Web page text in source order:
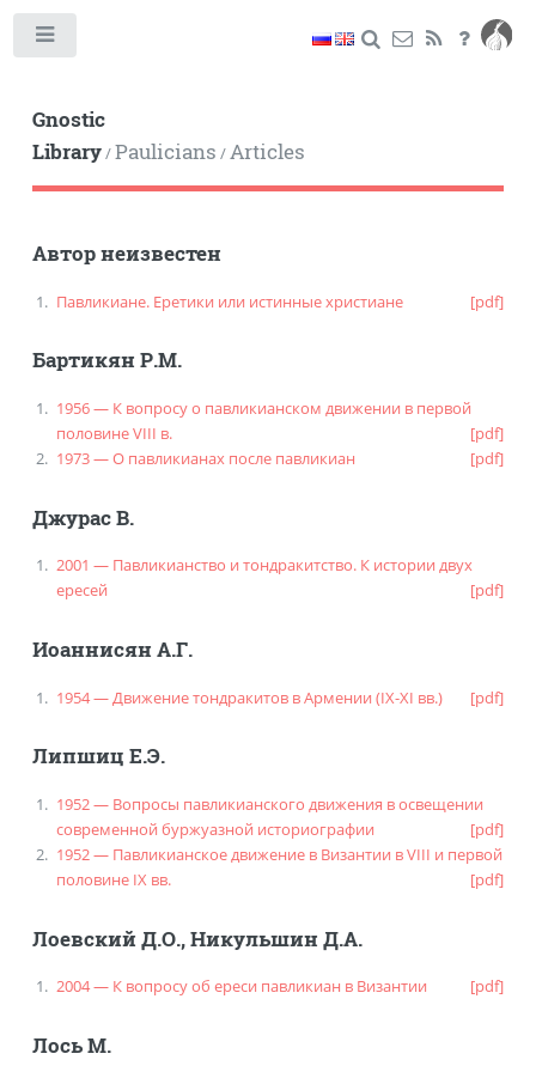
Gnostic
Library/Paulicians /Articles
Автор неизвестен
Павликиане. Еретики или истинные христиане [pdf]
Бартикян Р.М.
1956 — К вопросу о павликианском движении в первой
половине VIII в.
[pdf]
1973 — О павликианах после павликиан
[pdf]
Джурас В.
2001 — Павликианство и тондракитство. К истории двух
ересей
[pdf]
Иоаннисян А.Г.
1954 — Движение тондракитов в Армении (IX-XI вв.) [pdf]
Липшиц Е.Э.
1952 — Вопросы павликианского движения в освещении
современной буржуазной историографии
[pdf]
1952 — Павликианское движение в Византии в VIII и первой
половине IX вв.
[pdf]
Лоевский Д.О.,Никульшин Д.А.
2004 — К вопросу об ереси павликиан в Византии [pdf]
Лось М.